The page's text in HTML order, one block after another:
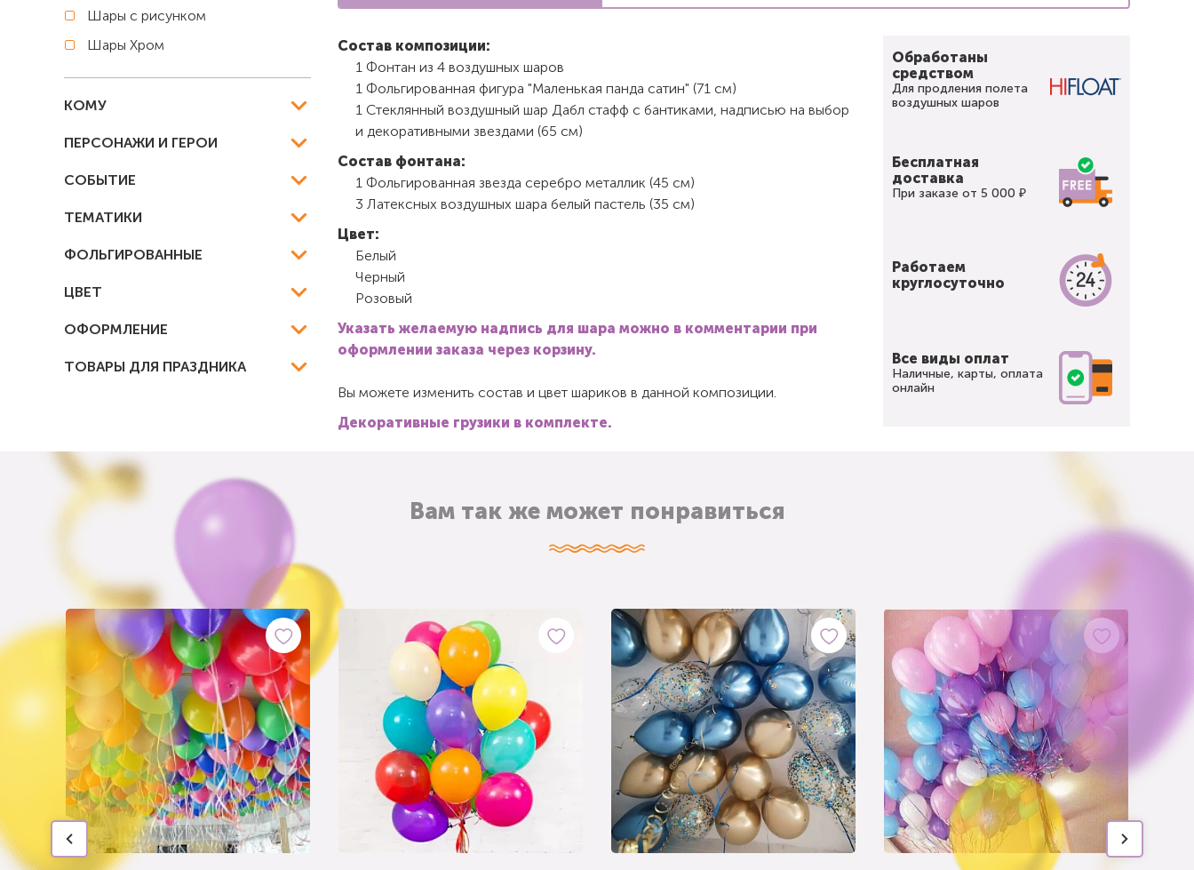
Шары с рисунком
Шары Хром
КОМУ
ПЕРСОНАЖИ И ГЕРОИ
СОБЫТИЕ
ТЕМАТИКИ
ФОЛЬГИРОВАННЫЕ
ЦВЕТ
ОФОРМЛЕНИЕ
ТОВАРЫ ДЛЯ ПРАЗДНИКА
Состав композиции:
1 Фонтан из 4 воздушных шаров
1 Фольгированная фигура "Маленькая панда сатин" (71 см)
1 Стеклянный воздушный шар Дабл стафф с бантиками, надписью на выбор
и декоративными звездами (65 см)
Состав фонтана:
1 Фольгированная звезда серебро металлик (45 см)
3 Латексных воздушных шара белый пастель (35 см)
Цвет:
Белый
Черный
Розовый
Указать желаемую надпись для шара можно в комментарии при
оформлении заказа через корзину.
Вы можете изменить состав и цвет шариков в данной композиции.
Декоративные грузики в комплекте.
Обработаны
средством
Для продления полета
воздушных шаров
Бесплатная
доставка
При заказе от 5 000 ₽
Работаем
круглосуточно
Все виды оплат
Наличные, карты, оплата
онлайн
Вам так же может понравиться